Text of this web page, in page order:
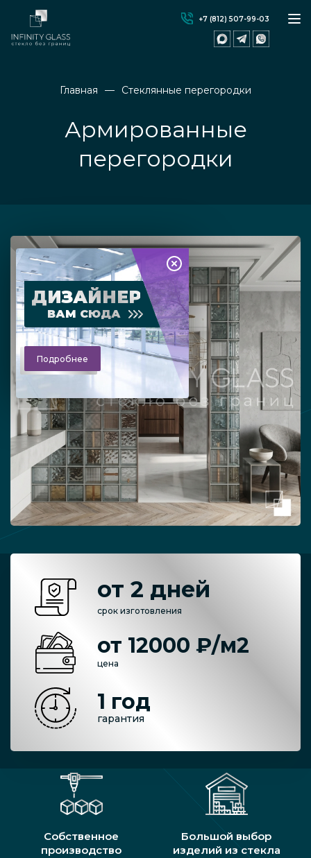
+7 (812) 507-99-03
Главная Стеклянные перегородки
Армированные
перегородки
ДИЗАЙНЕР
ВАМ СЮДА
Подробнее
от 2 дней
срок изготовления
от 12000 ₽/м2
цена
1 год
гарантия
Собственное
производство
Большой выбор
изделий из стекла